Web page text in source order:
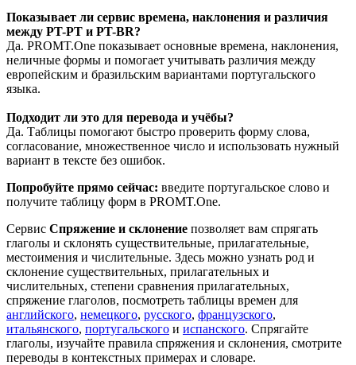
Показывает ли сервис времена, наклонения и различия
между PT-PT и PT-BR?
Да. PROMT.One показывает основные времена, наклонения,
неличные формы и помогает учитывать различия между
европейским и бразильским вариантами португальского
языка.
Подходит ли это для перевода и учёбы?
Да. Таблицы помогают быстро проверить форму слова,
согласование, множественное число и использовать нужный
вариант в тексте без ошибок.
Попробуйте прямо сейчас: введите португальское слово и
получите таблицу форм в PROMT.One.
Сервис Спряжение и склонение позволяет вам спрягать
глаголы и склонять существительные, прилагательные,
местоимения и числительные. Здесь можно узнать род и
склонение существительных, прилагательных и
числительных, степени сравнения прилагательных,
спряжение глаголов, посмотреть таблицы времен для
английского, немецкого, русского, французского,
итальянского, португальского и испанского. Спрягайте
глаголы, изучайте правила спряжения и склонения, смотрите
переводы в контекстных примерах и словаре.